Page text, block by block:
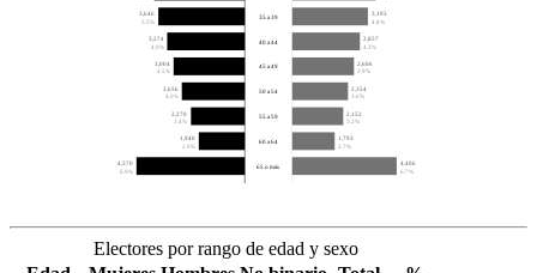
3,646
5.5%
3,193
4.8%
35 a 39
3,274
4.9%
2,857
4.3%
40 a 44
3,004
4.5%
2,606
3.9%
45 a 49
2,656
4.0%
2,354
3.6%
50 a 54
2,270
3.4%
2,152
3.2%
55 a 59
1,940
2.9%
1,793
2.7%
60 a 64
4,570
6.9%
4,406
6.7%
65 o más
Electores por rango de edad y sexo